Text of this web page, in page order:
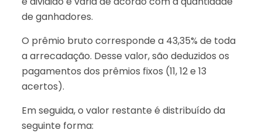
de ganhadores.
O prêmio bruto corresponde a 43,35% de toda
a arrecadação. Desse valor, são deduzidos os
pagamentos dos prêmios fixos (11, 12 e 13
acertos).
Em seguida, o valor restante é distribuído da
seguinte forma: